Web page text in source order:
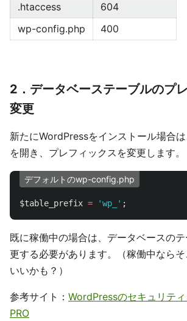
.htaccess
604
wp-config.php
400
2．データベーステーブルのプ
変更
新たにWordPressをインストール場合
を開き、プレフィックスを変更します。
デフォルトのwp-config.php
$table_prefix = 'wp_' ;
既に稼働中の場合は、データベースの
更する必要があります。（稼働中なら
いいかも？）
参考サイト： WordPressのセキュリテ
PRO